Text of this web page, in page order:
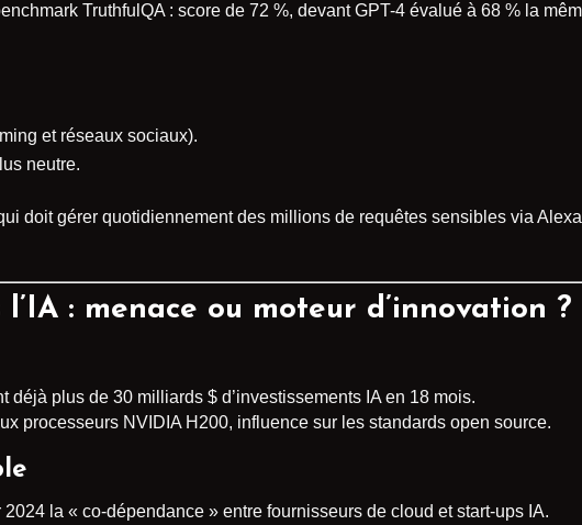
TruthfulQA : score de 72 %, devant GPT-4 évalué à 68 % la
et réseaux sociaux).
neutre.
doit gérer quotidiennement des millions de requêtes sensibles via
: menace ou moteur d’innovation ?
déjà plus de 30 milliards $ d’investissements IA en 18 mois.
processeurs NVIDIA H200, influence sur les standards open source.
la « co-dépendance » entre fournisseurs de cloud et start-ups IA.